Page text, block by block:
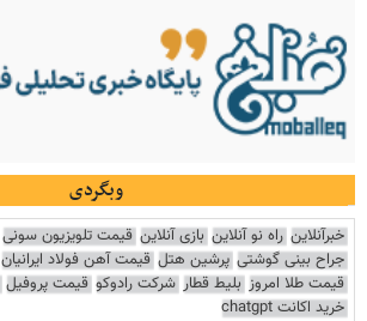
وبگردی
خبرآنلاین راه نو آنلاین بازی آنلاین قیمت تلویزیون سونی
جراح بینی گوشتی پرشین هتل قیمت آهن فولاد ایرانیان
قیمت طلا امروز بلیط قطار شرکت رادوکو قیمت پروفیل
خرید اکانت chatgpt